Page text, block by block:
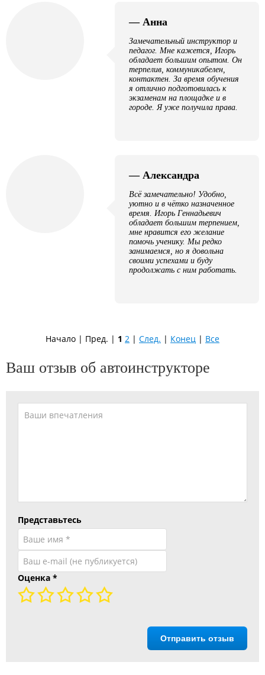
— Анна
Замечательный инструктор и
педагог. Мне кажется, Игорь
обладает большим опытом. Он
терпелив, коммуникабелен,
контактен. За время обучения
я отлично подготовилась к
экзаменам на площадке и в
городе. Я уже получила права.
— Александра
Всё замечательно! Удобно,
уютно и в чётко назначенное
время. Игорь Геннадьевич
обладает большим терпением,
мне нравится его желание
помочь ученику. Мы редко
занимаемся, но я довольна
своими успехами и буду
продолжать с ним работать.
Начало | Пред. | 1 2 | След. | Конец | Все
Ваш отзыв об автоинструкторе
Представьтесь
Оценка *
Отправить отзыв